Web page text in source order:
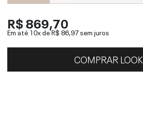
R$ 869,70
Em até 10x deR$ 86,97sem juros
COMPRAR LOOK